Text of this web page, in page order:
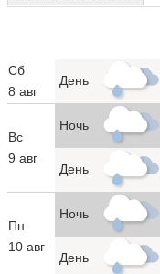
Сб
8 авг
День
Вс
9 авг
Ночь
День
Пн
10 авг
Ночь
День